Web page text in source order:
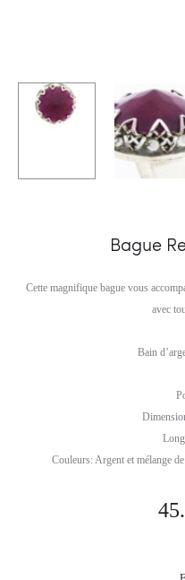
Bague
Cette magnifique bague vous
avec
Bain
Couleurs: Argent et mélange